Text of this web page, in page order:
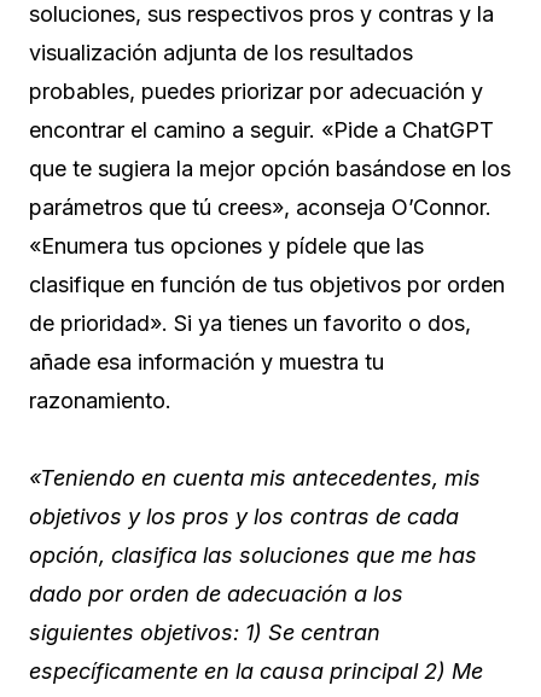
soluciones, sus respectivos pros y contras y la
visualización adjunta de los resultados
probables, puedes priorizar por adecuación y
encontrar el camino a seguir. «Pide a ChatGPT
que te sugiera la mejor opción basándose en los
parámetros que tú crees», aconseja O’Connor.
«Enumera tus opciones y pídele que las
clasifique en función de tus objetivos por orden
de prioridad». Si ya tienes un favorito o dos,
añade esa información y muestra tu
razonamiento.
«Teniendo en cuenta mis antecedentes, mis
objetivos y los pros y los contras de cada
opción, clasifica las soluciones que me has
dado por orden de adecuación a los
siguientes objetivos: 1) Se centran
específicamente en la causa principal 2) Me